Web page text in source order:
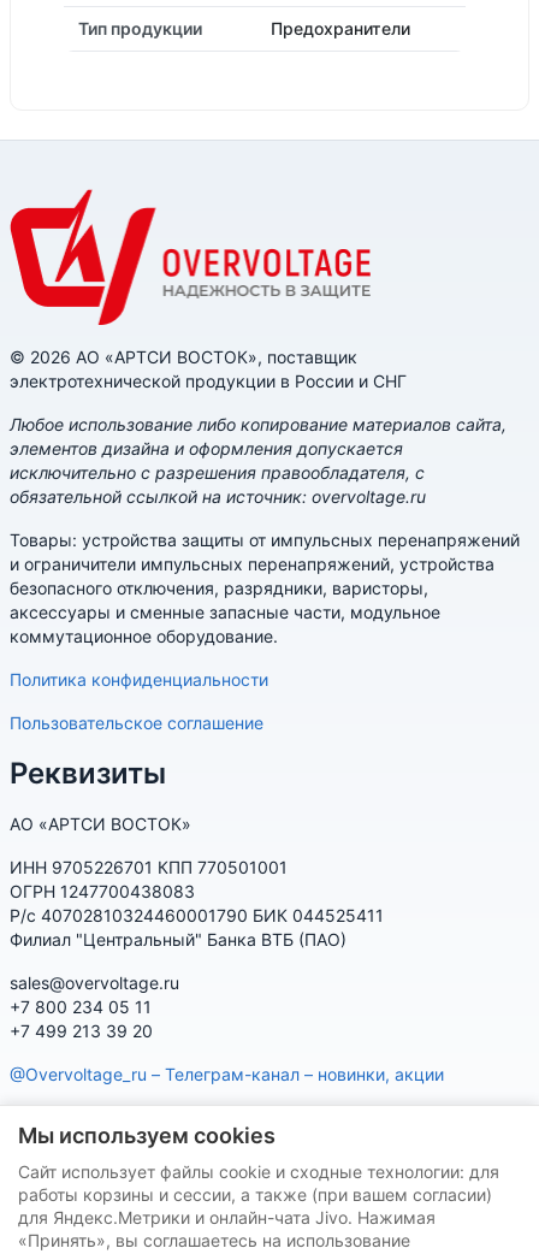
Тип продукции Предохранители
© 2026 АО «АРТСИ ВОСТОК», поставщик
электротехнической продукции в России и СНГ
Любое использование либо копирование материалов сайта,
элементов дизайна и оформления допускается
исключительно с разрешения правообладателя, с
обязательной ссылкой на источник: overvoltage.ru
Товары: устройства защиты от импульсных перенапряжений
и ограничители импульсных перенапряжений, устройства
безопасного отключения, разрядники, варисторы,
аксессуары и сменные запасные части, модульное
коммутационное оборудование.
Политика конфиденциальности
Пользовательское соглашение
Реквизиты
АО «АРТСИ ВОСТОК»
ИНН 9705226701 КПП 770501001
ОГРН 1247700438083
Р/с 40702810324460001790 БИК 044525411
Филиал "Центральный" Банка ВТБ (ПАО)
sales@overvoltage.ru
+7 800 234 05 11
+7 499 213 39 20
@Overvoltage_ru – Телеграм-канал – новинки, акции
характеристики, наличие, подбор
Нашу продукцию Вы можете приобрести на маркетплейсах
Мы используем cookies
Сайт использует файлы cookie и сходные технологии: для
работы корзины и сессии, а также (при вашем согласии)
для Яндекс.Метрики и онлайн-чата Jivo. Нажимая
«Принять», вы соглашаетесь на использование